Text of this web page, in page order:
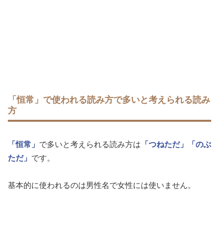
「恒常」で使われる読み方で多いと考えられる読み
方
「恒常」 で多いと考えられる読み方は 「つねただ」
「のぶ
ただ」 です。
基本的に使われるのは男性名で女性には使いません。